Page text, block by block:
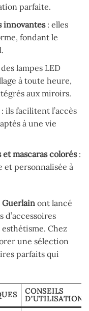
parfaite.
innovantes: elles
fondant le
lampes LED
à toute heure,
aux miroirs.
ils facilitent l’accès
à une vie
mascaras colorés:
personnalisée à
Guerlain ont lancé
d’accessoires
Chez
une sélection
parfaits qui
CONSEILS
D’UTILISATION